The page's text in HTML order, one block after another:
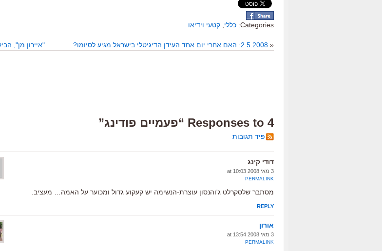
Categories: כללי קטעי וידיאו
« 2.5.2008: האם אחרי יום אחד העידן הדיגיטלי בישראל מגיע לסיומו? "איירון מן",
4 Responses to “פעמיים פודינג”
פיד תגובות
דודי קינג
3 מאי 2008 at 10:03
PERMALINK
מסתבר שלסקרלט ג'והנסון עוצרת-הנשימה יש קעקוע גדול ומכוער על האמה… מעציב.
REPLY
אורון
3 מאי 2008 at 13:54
PERMALINK